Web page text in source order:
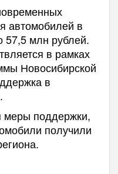
автомобилей в
57,5 млн рублей.
в рамках
Новосибирской
в
меры поддержки,
получили